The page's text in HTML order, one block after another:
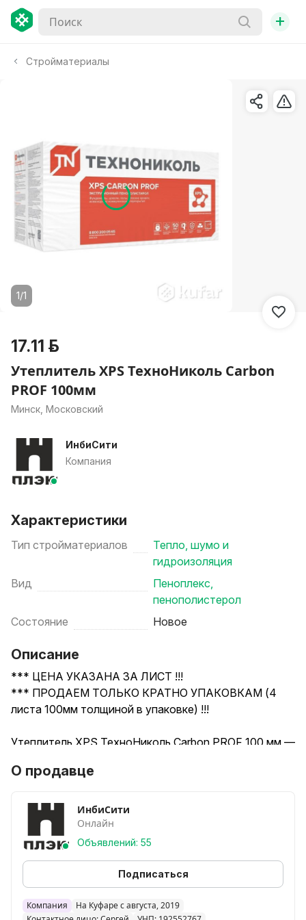
+
Стройматериалы
1/1
17.11 р.
Утеплитель XPS ТехноНиколь Carbon
PROF 100мм
Минск, Московский
ИнбиСити
Компания
Характеристики
Тип стройматериалов
Тепло, шумо и
гидроизоляция
Вид
Пеноплекс,
пенополистерол
Состояние
Новое
Описание
*** ЦЕНА УКАЗАНА ЗА ЛИСТ !!!
*** ПРОДАЕМ ТОЛЬКО КРАТНО УПАКОВКАМ (4
листа 100мм толщиной в упаковке) !!!
Утеплитель XPS ТехноНиколь Carbon PROF 100 мм —
прочности. ТехноНиколь Carbon PROF 100 мм — это
для профессионального утепления в 2026 году.
Экструдированный пенополистирол (XPS) с
повышенной жёсткостью и низким коэффициентом
теплопроводности идеально подходит для тех, кто
хочет получить максимальную теплоизоляцию с
минимальной толщиной слоя.
О продавце
ИнбиСити
Онлайн
Объявлений: 55
Подписаться
Компания
На Куфаре с августа, 2019